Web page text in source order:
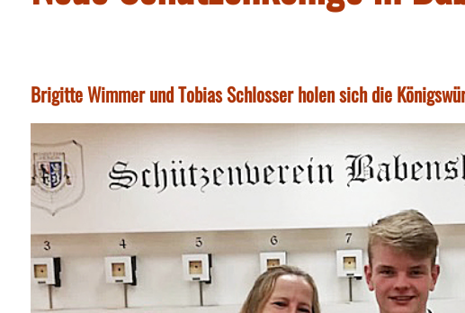
Brigitte Wimmer und Tobias Schlosser holen sich die